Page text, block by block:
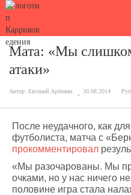
Мата: «Мы
атаки»
Автор: Евгений Арбенин 30.08.2014
После неудачного, как
футболиста, матча с
прокомментировал
«Мы разочарованы. Мы
очками, но у нас ничего
половине игра стала